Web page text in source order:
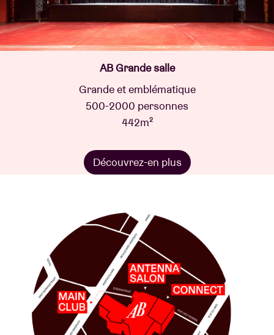
AB Grande salle
Grande et emblématique
500-2000 personnes
442m²
Découvrez-en plus